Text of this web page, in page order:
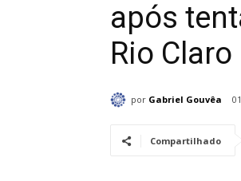
após
Rio Claro
por Gabriel Gouvêa
Compartilhado